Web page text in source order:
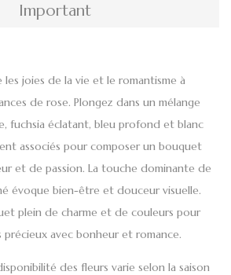
Important
les joies de la vie et le romantisme à
de rose. Plongez dans un mélange
fuchsia éclatant, bleu profond et blanc
associés pour composer un bouquet
et de passion. La touche dominante de
évoque bien-être et douceur visuelle.
plein de charme et de couleurs pour
précieux avec bonheur et romance.
des fleurs varie selon la saison